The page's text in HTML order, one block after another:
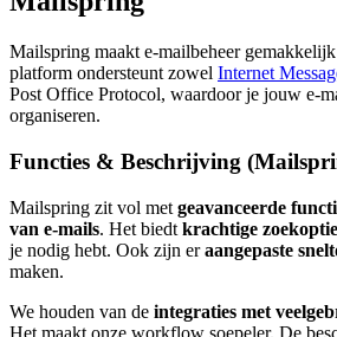
Mailspring maakt e-mailbeheer
platform ondersteunt zowel Internet
Post Office Protocol, waardoor je jouw e-
organiseren.
Functies & Beschrijving
Mailspring zit vol met geavanceerde
van e-mails. Het biedt krachtige
je nodig hebt. Ook zijn eraangepaste
maken.
We houden van de integraties met
Het maakt onze workflow soepeler. De